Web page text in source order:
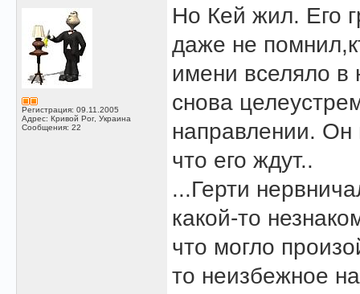
Регистрация: 09.11.2005
Адрес: Кривой Рог, Украина
Сообщения: 22
Но Кей жил. Его
даже не
имени вселяло в
снова
направлении. Он
что его ждут..
...Герти
какой-то
что могло
то неизбежное